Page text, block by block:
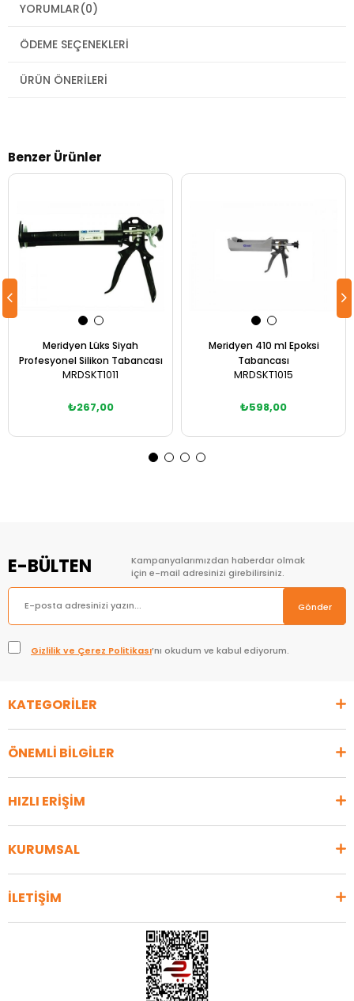
YORUMLAR(0)
ÖDEME SEÇENEKLERI
ÜRÜN ÖNERILERI
Benzer Ürünler
Meridyen Lüks Siyah
Profesyonel Silikon Tabancası
MRDSKT1011
₺267,00
Meridyen 410 ml Epoksi
Tabancası
MRDSKT1015
₺598,00
E-BÜLTEN
Kampanyalarımızdan haberdar olmak
için e-mail adresinizi girebilirsiniz.
Gönder
Gizlilik ve Çerez Politikası’nı okudum ve kabul ediyorum.
KATEGORİLER
ÖNEMLİ BİLGİLER
HIZLI ERİŞİM
KURUMSAL
İLETİŞİM